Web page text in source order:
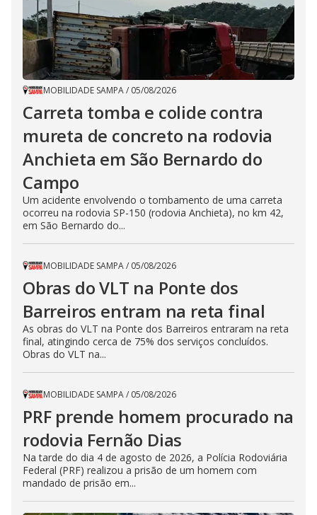
MOBILIDADE SAMPA/ 05/08/2026
Carreta tomba e colide contra
mureta de concreto na rodovia
Anchieta em São Bernardo do
Campo
Um acidente envolvendo o tombamento de uma carreta
ocorreu na rodovia SP-150 (rodovia Anchieta), no km 42,
em São Bernardo do...
MOBILIDADE SAMPA/ 05/08/2026
Obras do VLT na Ponte dos
Barreiros entram na reta final
As obras do VLT na Ponte dos Barreiros entraram na reta
final, atingindo cerca de 75% dos serviços concluídos.
Obras do VLT na...
MOBILIDADE SAMPA/ 05/08/2026
PRF prende homem procurado na
rodovia Fernão Dias
Na tarde do dia 4 de agosto de 2026, a Polícia Rodoviária
Federal (PRF) realizou a prisão de um homem com
mandado de prisão em...